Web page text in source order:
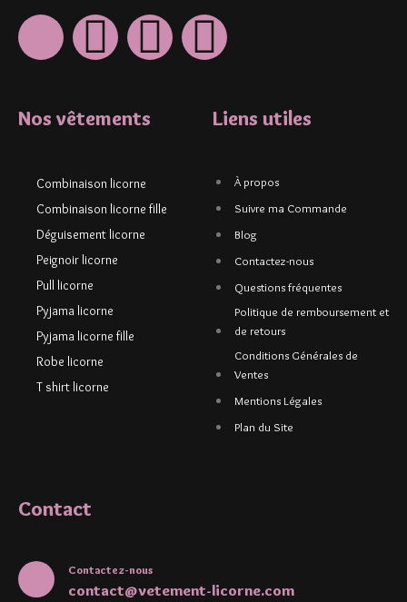
Nos vêtements
Combinaison licorne
Combinaison licorne fille
Déguisement licorne
Peignoir licorne
Pull licorne
Pyjama licorne
Pyjama licorne fille
Robe licorne
T shirt licorne
Liens utiles
À propos
Suivre ma Commande
Blog
Contactez-nous
Questions fréquentes
Politique de remboursement et
de retours
Conditions Générales de
Ventes
Mentions Légales
Plan du Site
Contact
Contactez-nous
contact@vetement-licorne.com